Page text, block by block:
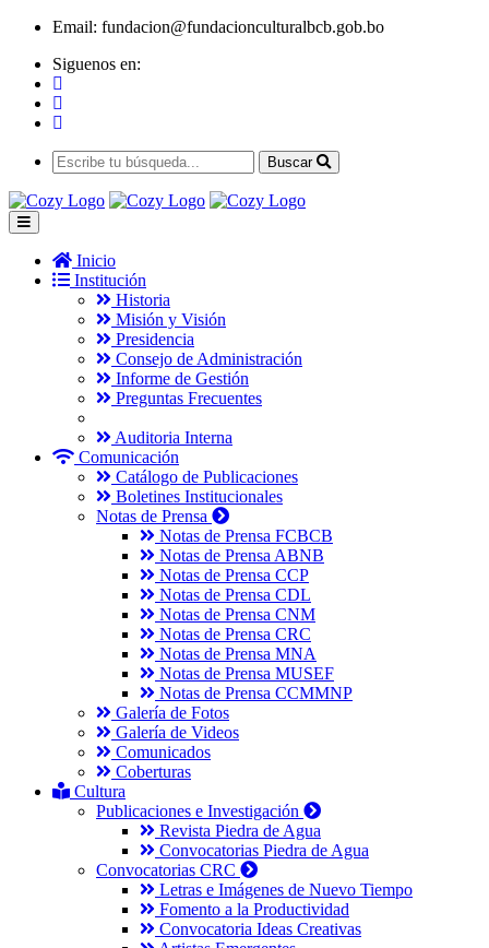
Email: fundacion@fundacionculturalbcb.gob.bo
Siguenos en:
Buscar
Inicio
Institución
Historia
Misión y Visión
Presidencia
Consejo de Administración
Informe de Gestión
Preguntas Frecuentes
Auditoria Interna
Comunicación
Catálogo de Publicaciones
Boletines Institucionales
Notas de Prensa
Notas de Prensa FCBCB
Notas de Prensa ABNB
Notas de Prensa CCP
Notas de Prensa CDL
Notas de Prensa CNM
Notas de Prensa CRC
Notas de Prensa MNA
Notas de Prensa MUSEF
Notas de Prensa CCMMNP
Galería de Fotos
Galería de Videos
Comunicados
Coberturas
Cultura
Publicaciones e Investigación
Revista Piedra de Agua
Convocatorias Piedra de Agua
Convocatorias CRC
Letras e Imágenes de Nuevo Tiempo
Fomento a la Productividad
Convocatoria Ideas Creativas